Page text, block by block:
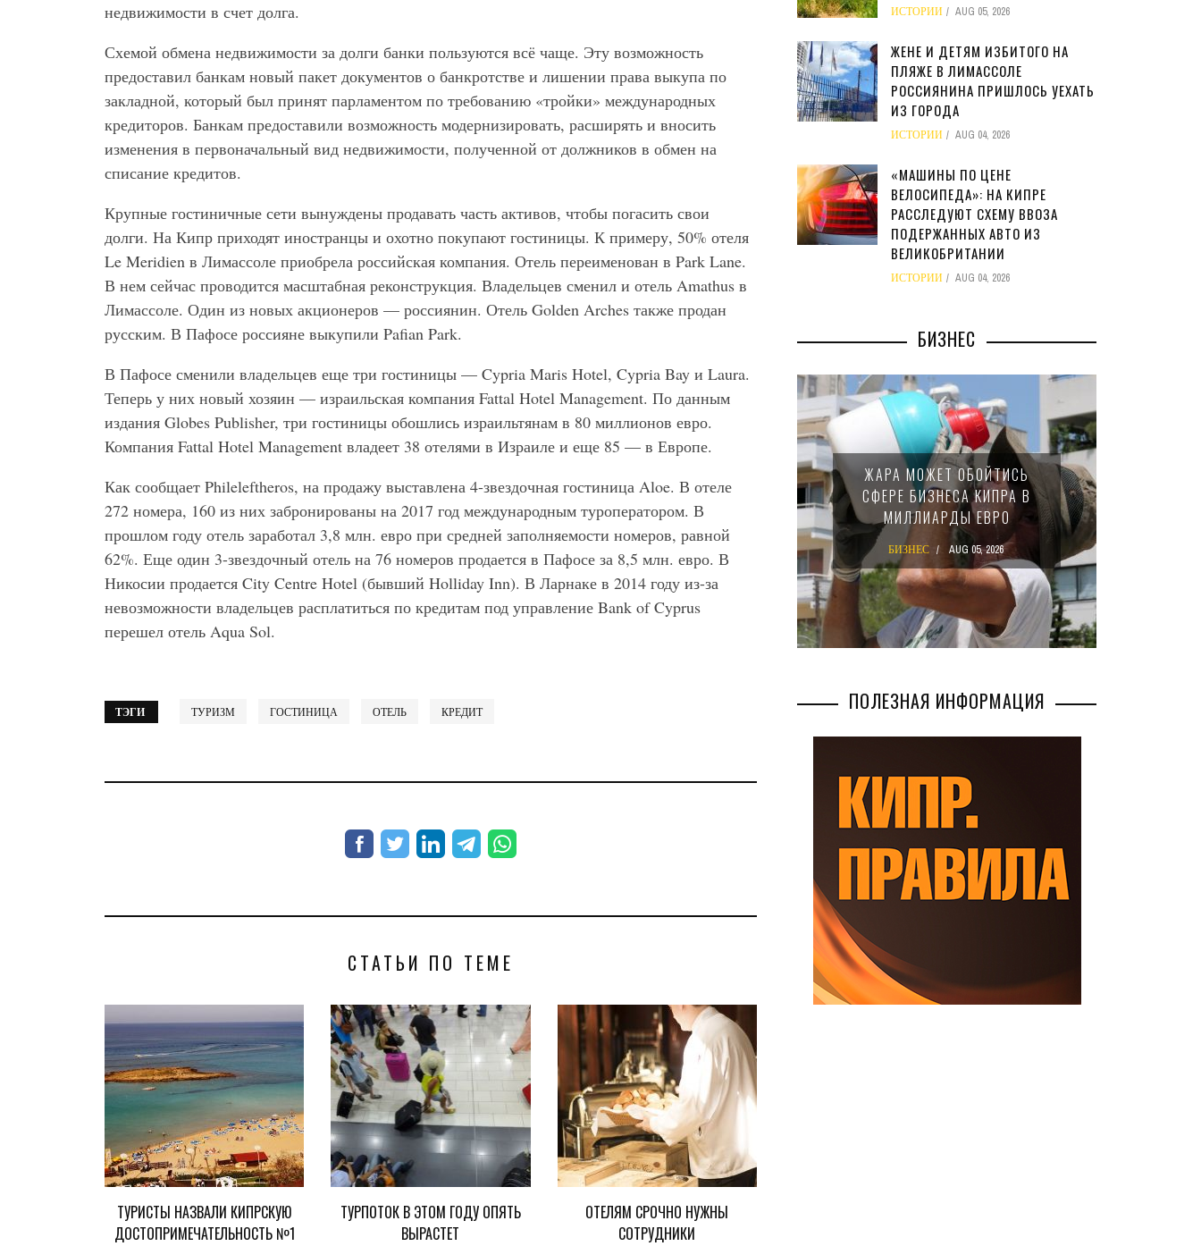
недвижимости в счет долга.
Схемой обмена недвижимости за долги банки пользуются всё чаще. Эту возможность
предоставил банкам новый пакет документов о банкротстве и лишении права выкупа по
закладной, который был принят парламентом по требованию «тройки» международных
кредиторов. Банкам предоставили возможность модернизировать, расширять и вносить
изменения в первоначальный вид недвижимости, полученной от должников в обмен на
списание кредитов.
Крупные гостиничные сети вынуждены продавать часть активов, чтобы погасить свои
долги. На Кипр приходят иностранцы и охотно покупают гостиницы. К примеру, 50% отеля
Le Meridien в Лимассоле приобрела российская компания. Отель переименован в Park Lane.
В нем сейчас проводится масштабная реконструкция. Владельцев сменил и отель Amathus в
Лимассоле. Один из новых акционеров — россиянин. Отель Golden Arches также продан
русским. В Пафосе россияне выкупили Pafian Park.
В Пафосе сменили владельцев еще три гостиницы — Cypria Maris Hotel, Cypria Bay и Laura.
Теперь у них новый хозяин — израильская компания Fattal Hotel Management. По данным
издания Globes Publisher, три гостиницы обошлись израильтянам в 80 миллионов евро.
Компания Fattal Hotel Management владеет 38 отелями в Израиле и еще 85 — в Европе.
Как сообщает Phileleftheros, на продажу выставлена 4-звездочная гостиница Aloe. В отеле
272 номера, 160 из них забронированы на 2017 год международным туроператором. В
прошлом году отель заработал 3,8 млн. евро при средней заполняемости номеров, равной
62%. Еще один 3-звездочный отель на 76 номеров продается в Пафосе за 8,5 млн. евро. В
Никосии продается City Centre Hotel (бывший Holliday Inn). В Ларнаке в 2014 году из-за
невозможности владельцев расплатиться по кредитам под управление Bank of Cyprus
перешел отель Aqua Sol.
ТЭГИ ТУРИЗМ ГОСТИНИЦА ОТЕЛЬ КРЕДИТ
СТАТЬИ ПО ТЕМЕ
ТУРИСТЫ НАЗВАЛИ КИПРСКУЮ
ДОСТОПРИМЕЧАТЕЛЬНОСТЬ №1
ТУРПОТОК В ЭТОМ ГОДУ ОПЯТЬ
ВЫРАСТЕТ
ОТЕЛЯМ СРОЧНО НУЖНЫ
СОТРУДНИКИ
ИСТОРИИ AUG 05, 2026
ЖЕНЕ И ДЕТЯМ ИЗБИТОГО НА
ПЛЯЖЕ В ЛИМАССОЛЕ
РОССИЯНИНА ПРИШЛОСЬ УЕХАТЬ
ИЗ ГОРОДА
ИСТОРИИ AUG 04, 2026
«МАШИНЫ ПО ЦЕНЕ
ВЕЛОСИПЕДА»: НА КИПРЕ
РАССЛЕДУЮТ СХЕМУ ВВОЗА
ПОДЕРЖАННЫХ АВТО ИЗ
ВЕЛИКОБРИТАНИИ
ИСТОРИИ AUG 04, 2026
БИЗНЕС
ДОБЫЧУ ГАЗА НА
МЕСТОРОЖДЕНИИ KRONOS
НА КИПРСКОМ ШЕЛЬФЕ
БИЗНЕС JUL 28, 2026
ЖАРА МОЖЕТ ОБОЙТИСЬ
СФЕРЕ БИЗНЕСА КИПРА В
МИЛЛИАРДЫ ЕВРО
БИЗНЕС AUG 05, 2026
ПОЛЕЗНАЯ ИНФОРМАЦИЯ